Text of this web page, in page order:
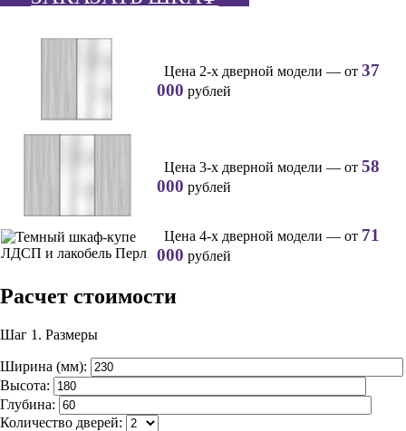
Цена 2-х дверной модели — от 37
000 рублей
Цена 3-х дверной модели — от 58
000 рублей
Цена 4-х дверной модели — от 71
000 рублей
Расчет стоимости
Шаг 1. Размеры
Ширина (мм):
Высота:
Глубина:
Количество дверей: